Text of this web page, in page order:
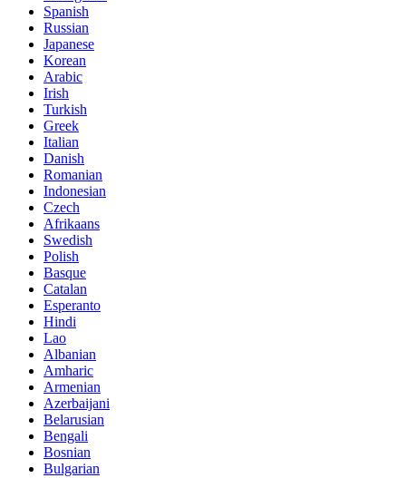
Spanish
Russian
Japanese
Korean
Arabic
Irish
Turkish
Greek
Italian
Danish
Romanian
Indonesian
Czech
Afrikaans
Swedish
Polish
Basque
Catalan
Esperanto
Hindi
Lao
Albanian
Amharic
Armenian
Azerbaijani
Belarusian
Bengali
Bosnian
Bulgarian